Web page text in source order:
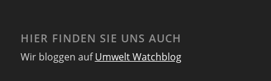
HIER FINDEN SIE UNS AUCH
Wir bloggen aufUmwelt Watchblog